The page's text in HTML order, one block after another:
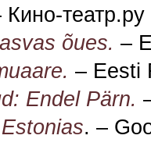
Кино-театр.ру
õues. –
. – Eesti
Endel Pärn.
. –